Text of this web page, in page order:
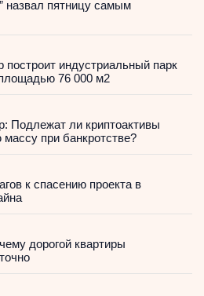
назвал пятницу самым
построит индустриальный парк
76 000 м2
Подлежат ли криптоактивы
при банкротстве?
к спасению проекта в
дорогой квартиры